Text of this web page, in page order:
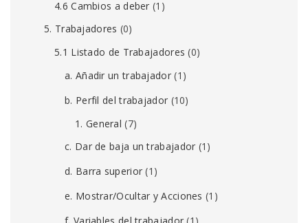
4.6 Cambios a deber (1)
5. Trabajadores (0)
5.1 Listado de Trabajadores (0)
a. Añadir un trabajador(1)
b. Perfil del trabajador (10)
1. General (7)
c. Dar de baja un trabajador (1)
d. Barra superior (1)
e. Mostrar/Ocultar y Acciones (1)